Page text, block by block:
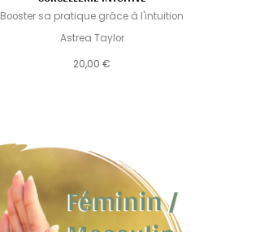
Booster sa pratique grâce à l'intuition
Astrea Taylor
20,00 €